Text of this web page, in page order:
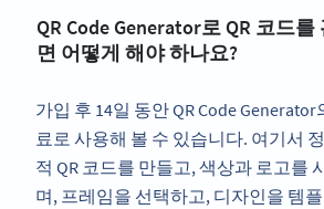
QR Code Generator로 QR 코드를
면 어떻게 해야 하나요?
가입 후 14일 동안 QR Code
료로 사용해 볼 수 있습니다. 여기서
적 QR 코드를 만들고, 색상과 로고를
며, 프레임을 선택하고, 디자인을 템